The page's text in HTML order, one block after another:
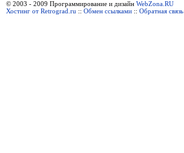
© 2003 - 2009 Программирование и дизайн WebZona.RU
Хостинг от Retrograd.ru :: Обмен ссылками :: Обратная связь